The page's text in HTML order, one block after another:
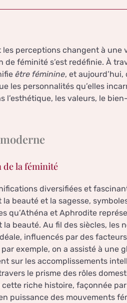
perceptions changent à une
féminité s’est redéfinie. À
être féminine, et aujourd’hui,
les personnalités qu’elles
les valeurs, le
de la féminité
diversifiées et
beauté et la sagesse,
qu’Athéna et Aphrodite
beauté. Au fil des siècles, les
influencés par des
exemple, on a assisté à une
sur les accomplissements
le prisme des rôles
riche histoire, façonnée
puissance des mouvements